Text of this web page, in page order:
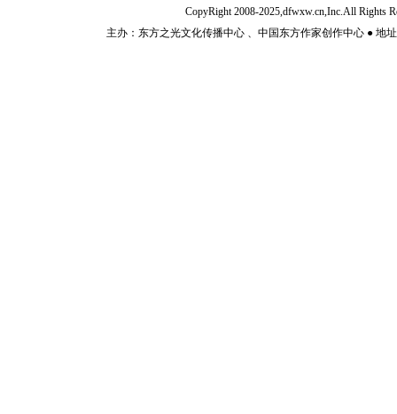
CopyRight 2008-2025,dfwxw.cn,Inc.All Rights
主办：东方之光文化传播中心 、中国东方作家创作中心 ● 地